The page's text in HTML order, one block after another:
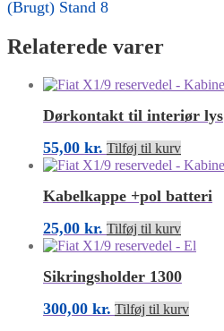
(Brugt) Stand 8
Relaterede varer
Dørkontakt til interiør lys
55,00 kr. Tilføj til kurv
Kabelkappe +pol batteri
25,00 kr. Tilføj til kurv
Sikringsholder 1300
300,00 kr. Tilføj til kurv